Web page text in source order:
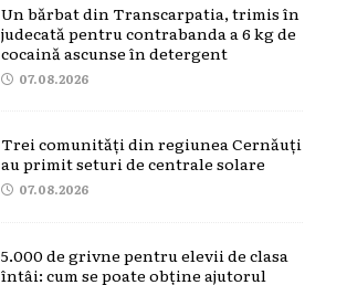
Un bărbat din Transcarpatia, trimis în
judecată pentru contrabanda a 6 kg de
cocaină ascunse în detergent
07.08.2026
Trei comunități din regiunea Cernăuți
au primit seturi de centrale solare
07.08.2026
5.000 de grivne pentru elevii de clasa
întâi: cum se poate obține ajutorul